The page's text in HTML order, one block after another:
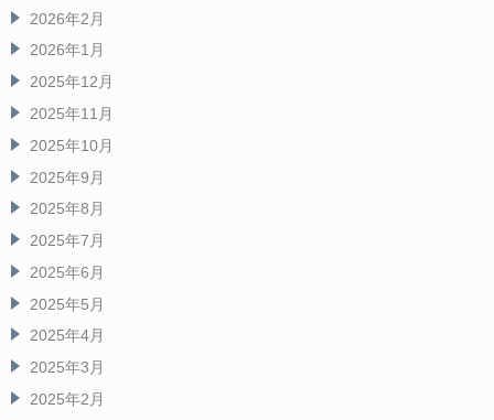
2026年2月
2026年1月
2025年12月
2025年11月
2025年10月
2025年9月
2025年8月
2025年7月
2025年6月
2025年5月
2025年4月
2025年3月
2025年2月